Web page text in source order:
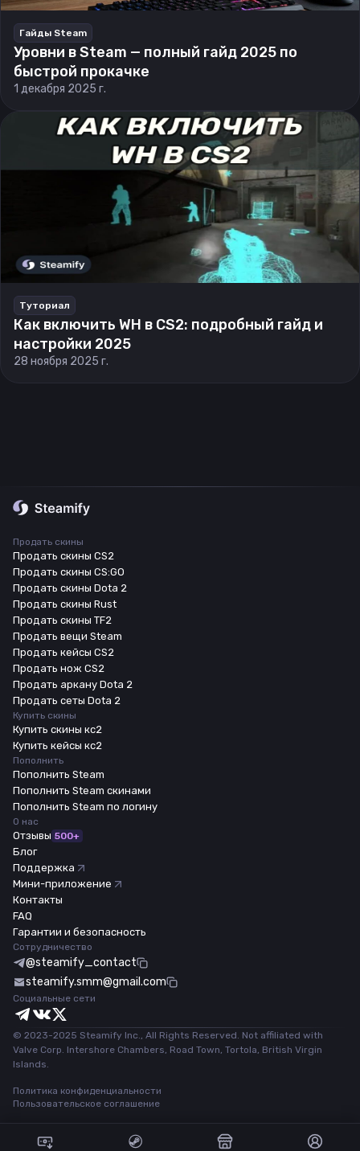
Гайды Steam
Уровни в Steam — полный гайд 2025 по
быстрой прокачке
1 декабря 2025 г.
Туториал
Как включить WH в CS2: подробный гайд и
настройки 2025
28 ноября 2025 г.
Продать скины
Продать скины CS2
Продать скины CS:GO
Продать скины Dota 2
Продать скины Rust
Продать скины TF2
Продать вещи Steam
Продать кейсы CS2
Продать нож CS2
Продать аркану Dota 2
Продать сеты Dota 2
Купить скины
Купить скины кс2
Купить кейсы кс2
Пополнить
Пополнить Steam
Пополнить Steam скинами
Пополнить Steam по логину
О нас
Отзывы 500+
Блог
Поддержка
Мини-приложение
Контакты
FAQ
Гарантии и безопасность
Сотрудничество
@steamify_contact
steamify.smm@gmail.com
Социальные сети
© 2023-2025 Steamify Inc., All Rights Reserved. Not affiliated with
Valve Corp. Intershore Chambers, Road Town, Tortola, British Virgin
Islands.
Политика конфиденциальности
Пользовательское соглашение